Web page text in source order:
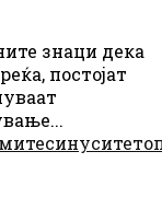
знаци дека
постојат
синусите